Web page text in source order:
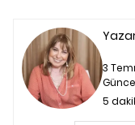
3
5